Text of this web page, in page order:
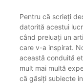
Pentru că scrieți
datorită acestui
când preluați un
care v-a inspirat.
această conduită
mult mai multă
că găsiți subiecte